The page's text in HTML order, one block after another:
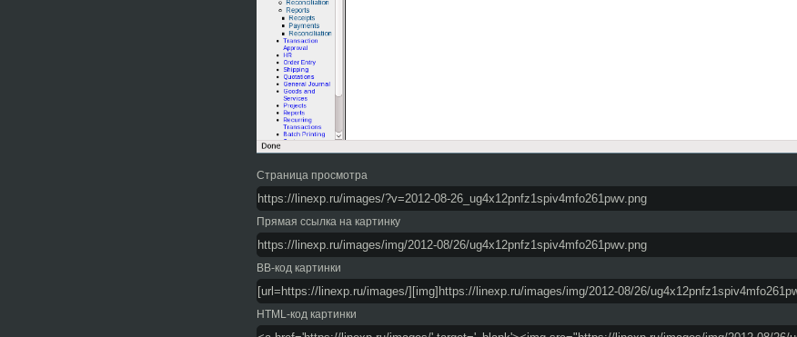
Страница просмотра
Прямая ссылка на картинку
BB-код картинки
HTML-код картинки